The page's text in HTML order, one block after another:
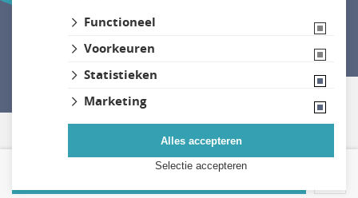
Kies uw bestelaantal
Website ontwikkeld door Lined
Functioneel
Voorkeuren
Statistieken
Marketing
Selectie accepteren
Alles accepteren